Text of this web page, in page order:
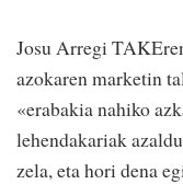
Josu Arregi
azokaren marketin
«erabakia nahiko
lehendakariak
zela, eta hori dena